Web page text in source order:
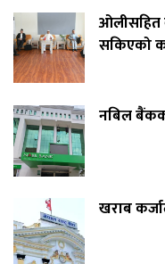
ओलीसहित
सकिएको
नबिल
खराब